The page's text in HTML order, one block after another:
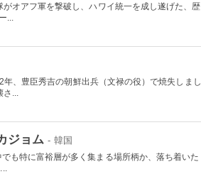
オアフ軍を撃破し、ハワイ統一を成し遂げた、歴
...
、豊臣秀吉の朝鮮出兵（文禄の役）で焼失しまし
さ...
ジョム - 韓国
も特に富裕層が多く集まる場所柄か、落ち着いた